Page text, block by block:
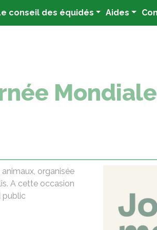
conseil des équidés Aides
organisée
A cette occasion
public